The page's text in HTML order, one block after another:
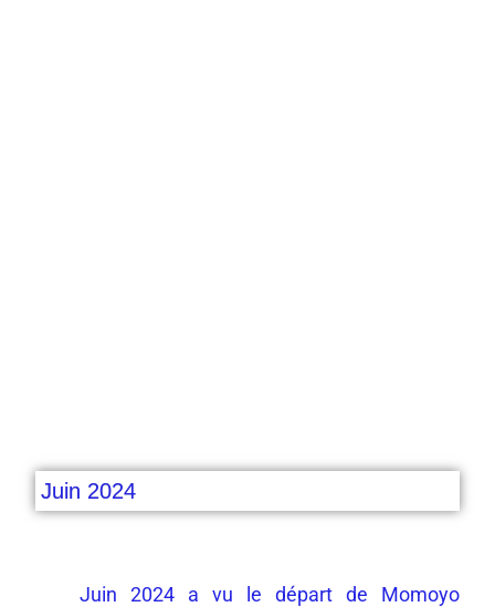
Juin 2024
Juin 2024 a vu le départ de Momoyo